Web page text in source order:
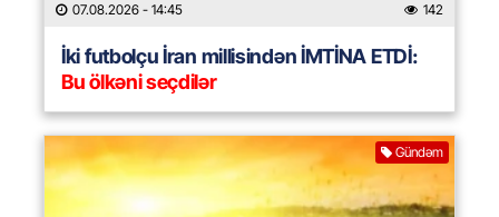
07.08.2026 - 14:45 142
İki futbolçu İran millisindən İMTİNA ETDİ:
Bu ölkəni seçdilər
Gündəm